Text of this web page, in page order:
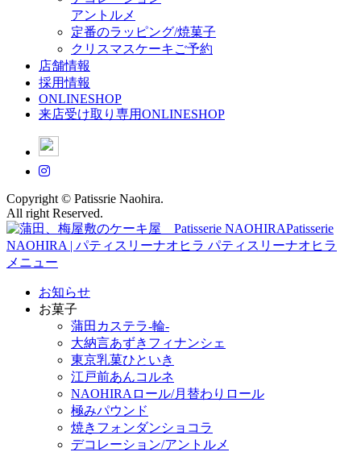
アントルメ
定番のラッピング/焼菓子
クリスマスケーキご予約
店舗情報
採用情報
ONLINESHOP
来店受け取り専用ONLINESHOP
Copyright © Patissrie Naohira.
All right Reserved.
メニュー
お知らせ
お菓子
蒲田カステラ-輪-
大納言あずきフィナンシェ
東京乳菓ひといき
江戸前あんコルネ
NAOHIRAロール/月替わりロール
極みパウンド
焼きフォンダンショコラ
デコレーション/アントルメ